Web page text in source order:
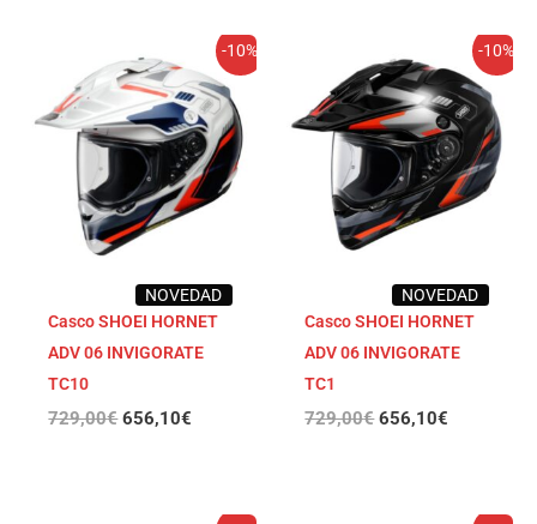
-10%
NOVEDAD
Casco SHOEI HORNET
ADV 06 INVIGORATE
TC10
729,00€
precio
original
era:
729,00€.
656,10€
precio
actual
es:
656,10€.
-10%
NOVEDAD
Casco SHOEI HORNET
ADV 06 INVIGORATE
TC1
729,00€
precio
original
era:
729,00€.
656,10€
precio
actual
es:
656,10€.